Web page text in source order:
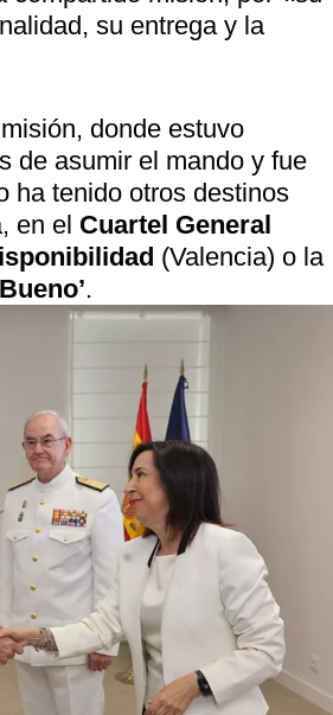
su entrega y la
donde estuvo
de asumir el mando y fue
ha tenido otros destinos
en el Cuartel General
(Valencia) o la
.